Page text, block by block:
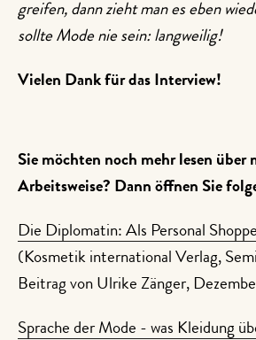
greifen, dann zieht man es eben
sollte Mode nie sein: langweilig!
Vielen Dank für das Interview!
Sie möchten noch mehr lesen über
Arbeitsweise? Dann öffnen Sie
Die Diplomatin: Als Personal
(Kosmetik international Verlag,
Beitrag von Ulrike Zänger,
Sprache der Mode - was Kleidung